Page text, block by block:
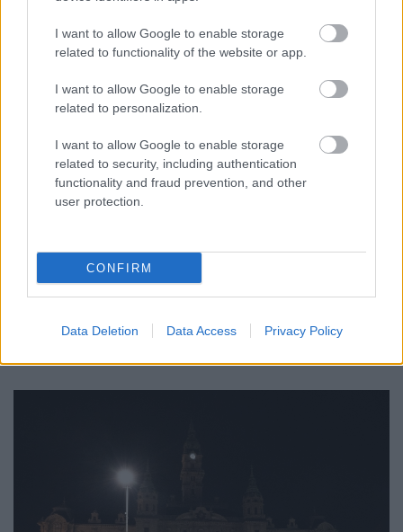
I want to allow Google to enable storage
related to functionality of the website or app.
I want to allow Google to enable storage
related to personalization.
I want to allow Google to enable storage
related to security, including authentication
functionality and fraud prevention, and other
user protection.
CONFIRM
Data Deletion Data Access Privacy Policy
TERVEIT
Augusztus 6-án a beruházás ütemezéséről és az új kerékpárút
Szólj hozzá!